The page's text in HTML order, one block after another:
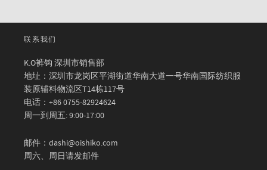
联系我们
K.O裤钩 深圳市销售部
地址：深圳市龙岗区平湖街道华南大道一号华南国际纺织服
装原辅料物流区T14栋117号
电话：+86 0755-82924624
周一到周五: 9:00-17:00
邮件：dashi@oishiko.com
周六、周日请发邮件